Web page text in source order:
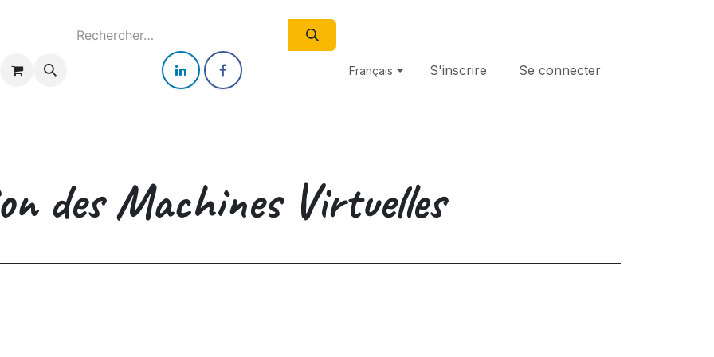
Nos Services IT Qui sommes-nous ? Cours Aide
Français S'inscrire Se connecter
des Machines Virtuelles​